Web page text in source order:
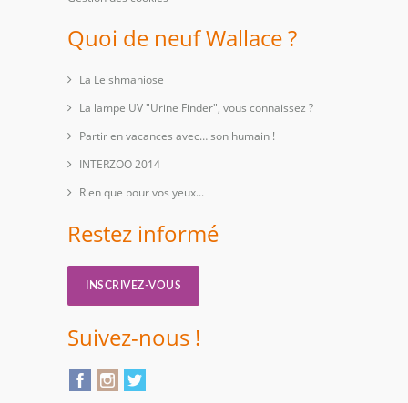
Quoi de neuf Wallace ?
La Leishmaniose
La lampe UV "Urine Finder", vous connaissez ?
Partir en vacances avec… son humain !
INTERZOO 2014
Rien que pour vos yeux...
Restez informé
INSCRIVEZ-VOUS
Suivez-nous !